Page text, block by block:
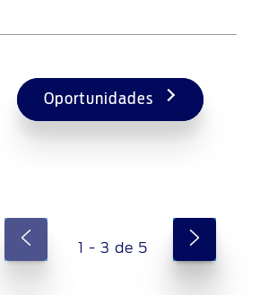
Oportunidades
1 - 3 de 5